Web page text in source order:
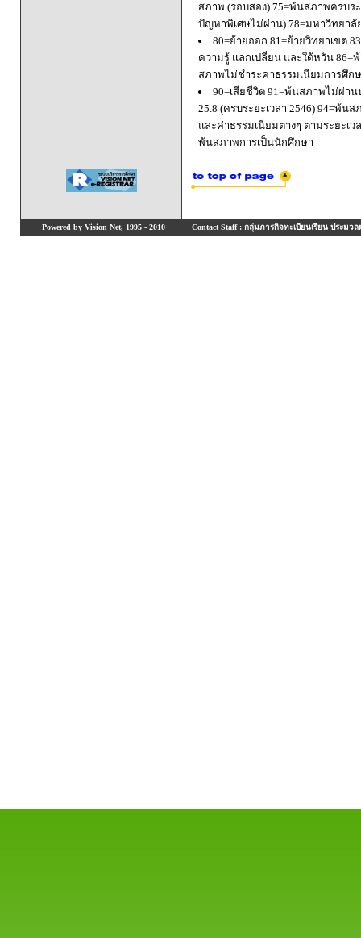
สภาพ (รอบสอง) 75=พ้นสภาพครบ
ปัญหาพิเศษไม่ผ่าน) 78=มหาวิทยา
80=ย้ายออก 81=ย้ายวิทยาเขต
ความรู้ แลกเปลี่ยน และใต้หวัน
สภาพไม่ชำระค่าธรรมเนียมการศึก
90=เสียชีวิต 91=พ้นสภาพไม่ผ่า
25.8 (ครบระยะเวลา 2546) 94=พ้
และค่าธรรมเนียมต่างๆ ตามระยะเ
พ้นสภาพการเป็นนักศึกษา
Powered by Vision Net, 1995 - 2010 Contact Staff : กลุ่มภารกิจทะเบียนเรียน ประมวล